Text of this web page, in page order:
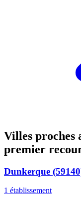
Villes proches
premier
Dunkerque
1 établissement